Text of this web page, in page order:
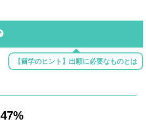
【留学のヒント】出願に必要なものとは
47%